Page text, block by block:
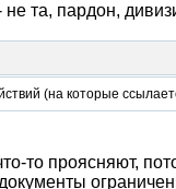
та, пардон,
(на которые
то проясняют,